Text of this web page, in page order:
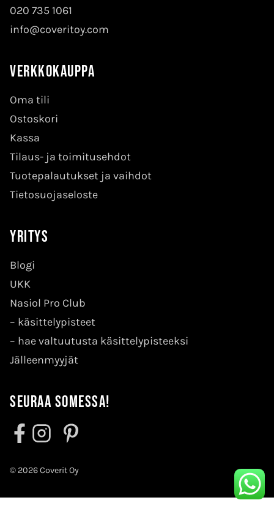
020 735 1061
info@coveritoy.com
Verkkokauppa
Oma tili
Ostoskori
Kassa
Tilaus- ja toimitusehdot
Tuotepalautukset ja vaihdot
Tietosuojaseloste
Yritys
Blogi
UKK
Nasiol Pro Club
– käsittelypisteet
– hae valtuutusta käsittelypisteeksi
Jälleenmyyjät
Seuraa somessa!
© 2026 Coverit Oy